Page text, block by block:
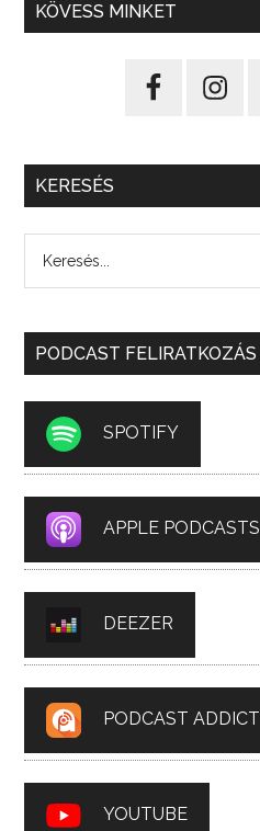
KÖVESS MINKET
KERESÉS
PODCAST FELIRATKOZÁS
SPOTIFY
APPLE PODCASTS
DEEZER
PODCAST ADDICT
YOUTUBE